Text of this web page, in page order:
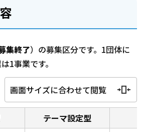
集終了）の募集区分です。1団体に
1事業です。
画面サイズに合わせて閲覧
テーマ設定型